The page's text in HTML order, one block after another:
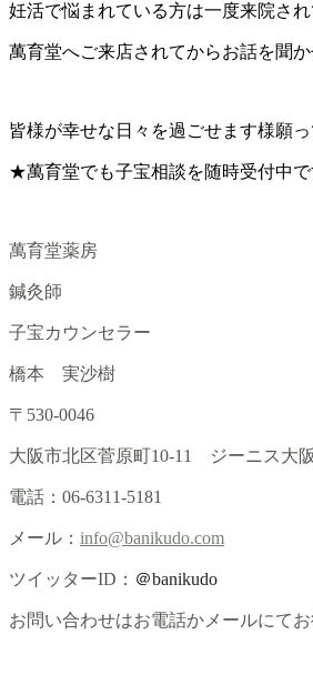
妊活で悩まれている方は一度来院さ
萬育堂へご来店されてからお話を聞
皆様が幸せな日々を過ごせます様願っ
★萬育堂でも子宝相談を随時受付中
萬育堂薬房
鍼灸師
子宝カウンセラー
橋本 実沙樹
〒530-0046
大阪市北区菅原町10-11 ジーニス大
電話：06-6311-5181
メール： info@banikudo.com
ツイッターID： ＠banikudo
お問い合わせはお電話かメールにてお